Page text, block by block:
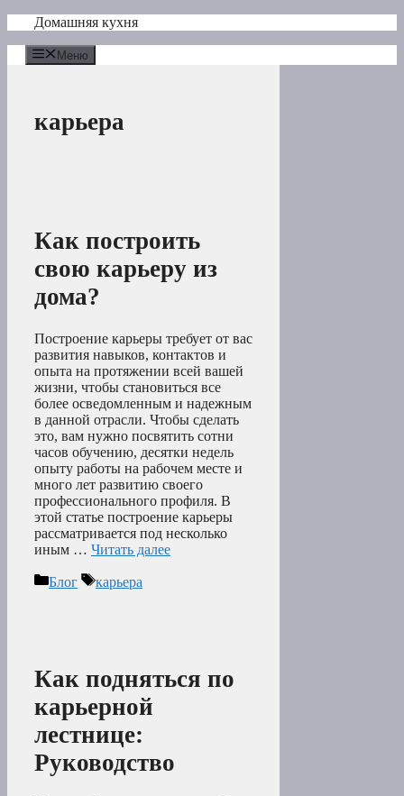
Перейти
содержимому
Домашняя кухня
Меню
карьера
Как построить
свою карьеру из
дома?
Построение карьеры требует от вас
развития навыков, контактов и
опыта на протяжении всей вашей
жизни, чтобы становиться все
более осведомленным и надежным
в данной отрасли. Чтобы сделать
это, вам нужно посвятить сотни
часов обучению, десятки недель
опыту работы на рабочем месте и
много лет развитию своего
профессионального профиля. В
этой статье построение карьеры
рассматривается под несколько
иным … Читать далее
Рубрики
Блог Метки
карьера
Как подняться по
карьерной
лестнице:
Руководство